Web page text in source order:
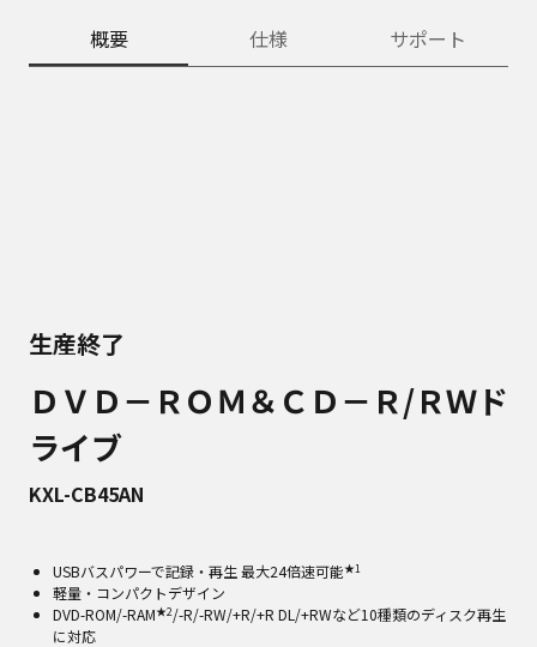
概要 仕様 サポート
生産終了
ＤＶＤ－ＲＯＭ＆ＣＤ－Ｒ/ＲＷド
ライブ
KXL-CB45AN
USBバスパワーで記録・再生 最大24倍速可能★1
軽量・コンパクトデザイン
DVD-ROM/-RAM★2/-R/-RW/+R/+R DL/+RWなど10種類のディスク再生
に対応